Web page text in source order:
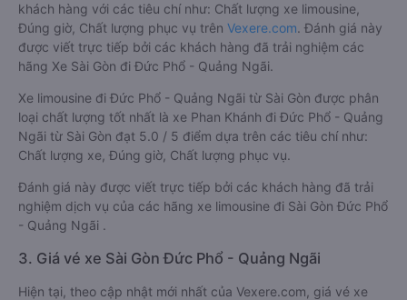
khách hàng với các tiêu chí như: Chất lượng xe limousine,
Đúng giờ, Chất lượng phục vụ trên Vexere.com. Đánh giá này
được viết trực tiếp bởi các khách hàng đã trải nghiệm các
hãng Xe Sài Gòn đi Đức Phổ - Quảng Ngãi.
Xe limousine đi Đức Phổ - Quảng Ngãi từ Sài Gòn được phân
loại chất lượng tốt nhất là xe Phan Khánh đi Đức Phổ - Quảng
Ngãi từ Sài Gòn đạt 5.0 / 5 điểm dựa trên các tiêu chí như:
Chất lượng xe, Đúng giờ, Chất lượng phục vụ.
Đánh giá này được viết trực tiếp bởi các khách hàng đã trải
nghiệm dịch vụ của các hãng xe limousine đi Sài Gòn Đức Phổ
- Quảng Ngãi .
3. Giá vé xe Sài Gòn Đức Phổ - Quảng Ngãi
Hiện tại, theo cập nhật mới nhất của Vexere.com, giá vé xe